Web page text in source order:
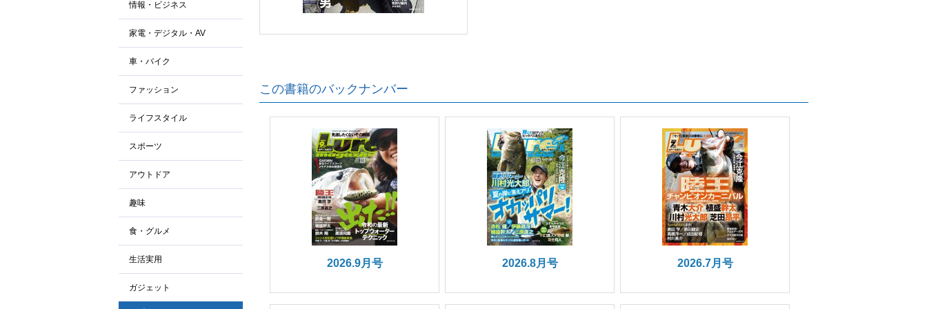
情報・ビジネス
家電・デジタル・AV
車・バイク
ファッション
ライフスタイル
スポーツ
アウトドア
趣味
食・グルメ
生活実用
ガジェット
この書籍のバックナンバー
2026.9月号 2026.8月号 2026.7月号